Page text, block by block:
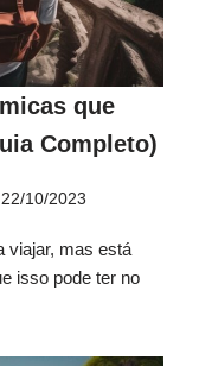
que
Completo)
22/10/2023
viajar, mas está
isso pode ter no